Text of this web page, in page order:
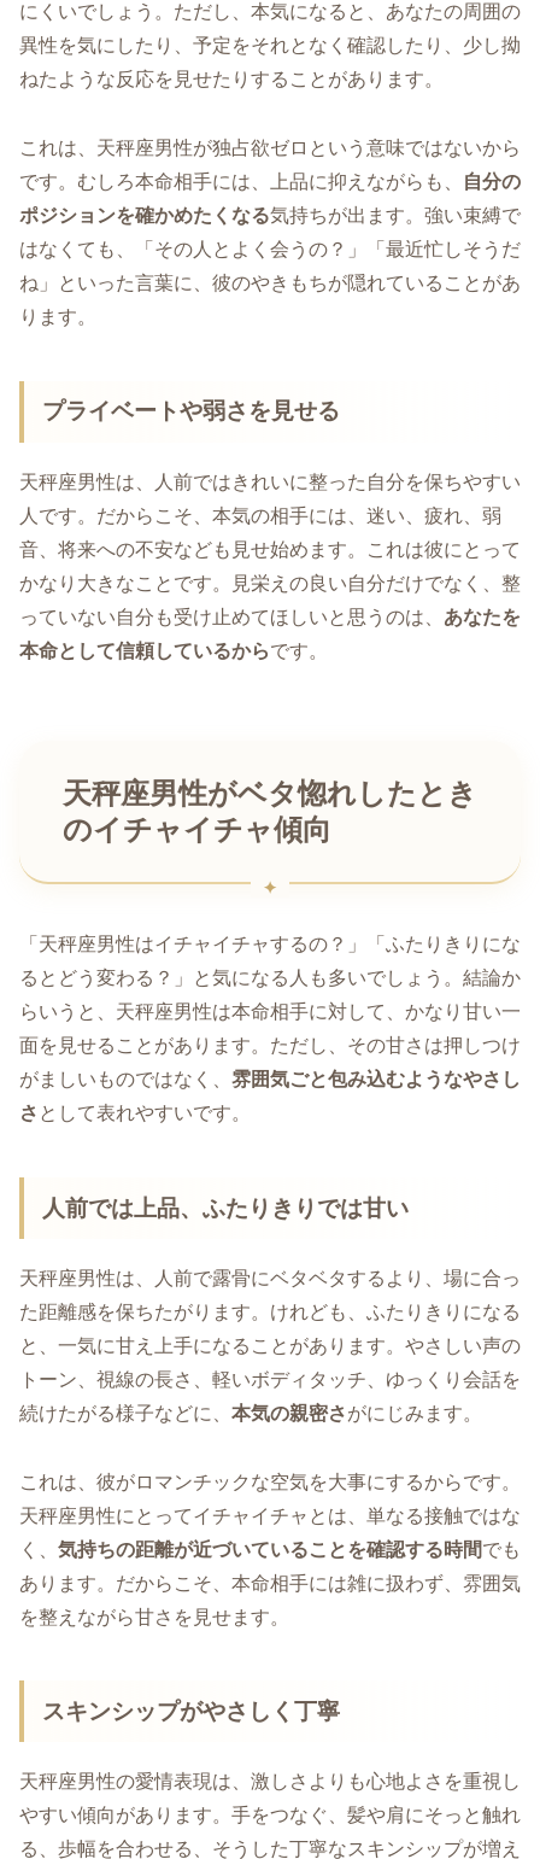
にくいでしょう。ただし、本気になると、あなたの周囲の
異性を気にしたり、予定をそれとなく確認したり、少し拗
ねたような反応を見せたりすることがあります。
これは、天秤座男性が独占欲ゼロという意味ではないから
です。むしろ本命相手には、上品に抑えながらも、
自分の
ポジションを確かめたくなる気持ちが出ます。強い束縛で
はなくても、「その人とよく会うの？」「最近忙しそうだ
ね」といった言葉に、彼のやきもちが隠れていることがあ
ります。
プライベートや弱さを見せる
天秤座男性は、人前ではきれいに整った自分を保ちやすい
人です。だからこそ、本気の相手には、迷い、疲れ、弱
音、将来への不安なども見せ始めます。これは彼にとって
かなり大きなことです。見栄えの良い自分だけでなく、整
っていない自分も受け止めてほしいと思うのは、 あなたを
本命として信頼しているからです。
天秤座男性がベタ惚れしたとき
のイチャイチャ傾向
「天秤座男性はイチャイチャするの？」「ふたりきりにな
るとどう変わる？」と気になる人も多いでしょう。結論か
らいうと、天秤座男性は本命相手に対して、かなり甘い一
面を見せることがあります。ただし、その甘さは押しつけ
がましいものではなく、 雰囲気ごと包み込むようなやさし
さ として表れやすいです。
人前では上品、ふたりきりでは甘い
天秤座男性は、人前で露骨にベタベタするより、場に合っ
た距離感を保ちたがります。けれども、ふたりきりになる
と、一気に甘え上手になることがあります。やさしい声の
トーン、視線の長さ、軽いボディタッチ、ゆっくり会話を
続けたがる様子などに、 本気の親密さがにじみます。
これは、彼がロマンチックな空気を大事にするからです。
天秤座男性にとってイチャイチャとは、単なる接触ではな
く、 気持ちの距離が近づいていることを確認する時間でも
あります。だからこそ、本命相手には雑に扱わず、雰囲気
を整えながら甘さを見せます。
スキンシップがやさしく丁寧
天秤座男性の愛情表現は、激しさよりも心地よさを重視し
やすい傾向があります。手をつなぐ、髪や肩にそっと触れ
る、歩幅を合わせる、そうした丁寧なスキンシップが増え